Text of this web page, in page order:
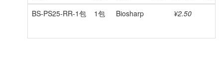
BS-PS25-RR-1包
1包 Biosharp ¥2.50